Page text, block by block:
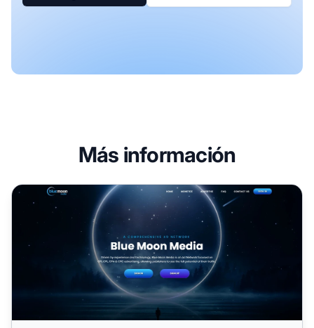
Más información
Programa de Afiliados de Blue Moon Media